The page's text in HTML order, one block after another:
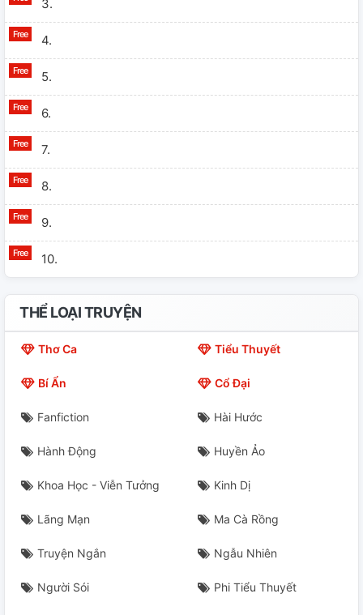
3.
4.
5.
6.
7.
8.
9.
10.
THỂ LOẠI TRUYỆN
Thơ Ca Tiểu Thuyết
Bí Ẩn Cổ Đại
Fanfiction Hài Hước
Hành Động Huyền Ảo
Khoa Học - Viễn Tưởng Kinh Dị
Lãng Mạn Ma Cà Rồng
Truyện Ngắn Ngẫu Nhiên
Người Sói Phi Tiểu Thuyết